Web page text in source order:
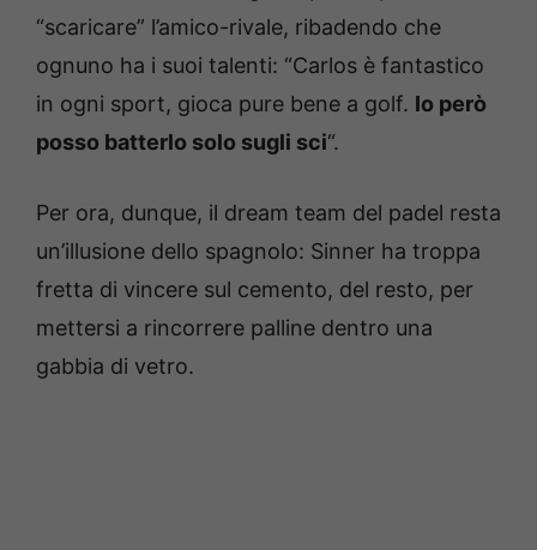
“scaricare” l’amico-rivale, ribadendo che
ognuno ha i suoi talenti: “Carlos è fantastico
in ogni sport, gioca pure bene a golf. Io però
posso batterlo solo sugli sci“.
Per ora, dunque, il dream team del padel resta
un’illusione dello spagnolo: Sinner ha troppa
fretta di vincere sul cemento, del resto, per
mettersi a rincorrere palline dentro una
gabbia di vetro.